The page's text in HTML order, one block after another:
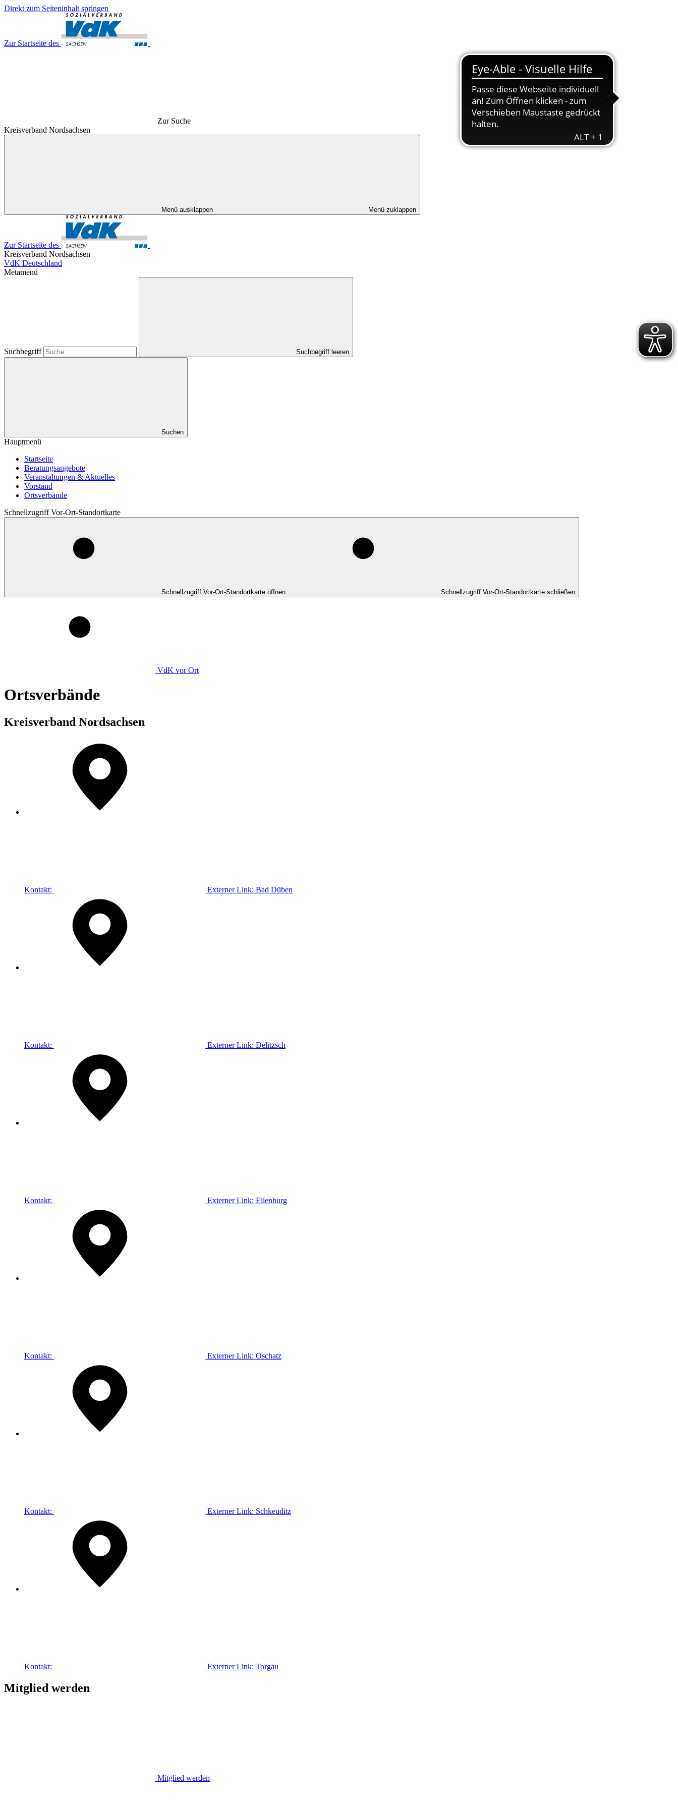
Direkt zum Seiteninhalt springen
Zur Startseite des
Zur Suche
Kreisverband Nordsachsen
Menü ausklappen Menü zuklappen
Zur Startseite des
Kreisverband Nordsachsen
VdK Deutschland
Metamenü
Suchbegriff Suchbegriff leeren
Suchen
Hauptmenü
Startseite
Beratungsangebote
Veranstaltungen & Aktuelles
Vorstand
Ortsverbände
Schnellzugriff Vor-Ort-Standortkarte
Schnellzugriff Vor-Ort-Standortkarte öffnen Schnellzugriff Vor-Ort-Standortkarte schließen
VdK vor Ort
Ortsverbände
Kreisverband Nordsachsen
Kontakt: Externer Link: Bad Düben
Kontakt: Externer Link: Delitzsch
Kontakt: Externer Link: Eilenburg
Kontakt: Externer Link: Oschatz
Kontakt: Externer Link: Schkeuditz
Kontakt: Externer Link: Torgau
Mitglied werden
Mitglied werden